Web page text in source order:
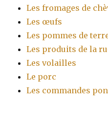
Les fromages de
Les œufs
Les pommes de
Les produits de la
Les volailles
Le porc
Les commandes